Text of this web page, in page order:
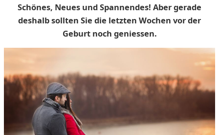
Schönes, Neues und Spannendes! Aber gerade
deshalb sollten Sie die letzten Wochen vor der
Geburt noch geniessen.